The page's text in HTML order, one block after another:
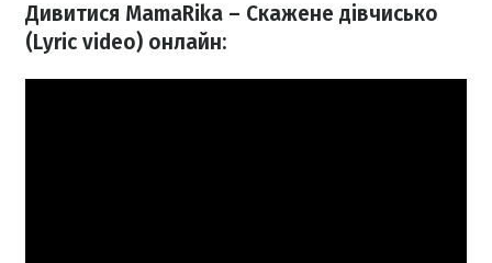
Дивитися MamaRika – Скажене дівчисько
(Lyric video) онлайн: